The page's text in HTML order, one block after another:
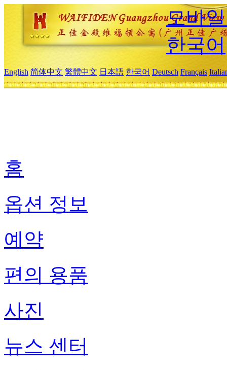
모바
한국어
English 简体中文 繁體中文 日本語 한국어 Deutsch Français
홈
옵션 정보
예약
편의 용품
사진
뉴스 센터